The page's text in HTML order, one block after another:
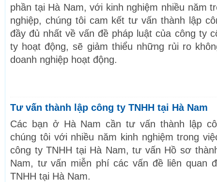
phần tại Hà Nam, với kinh nghiệm nhiều năm
nghiệp, chúng tôi cam kết tư vấn thành lập
đầy đủ nhất về vấn đề pháp luật của công ty
ty hoạt động, sẽ giảm thiểu những rủi ro
doanh nghiệp hoạt động.
Tư vấn thành lập công ty TNHH tại Hà Nam
Các bạn ở Hà Nam cần tư vấn thành lập
chúng tôi với nhiều năm kinh nghiệm trong
công ty TNHH tại Hà Nam, tư vấn Hồ sơ
Nam, tư vấn miễn phí các vấn đề liên quan
TNHH tại Hà Nam.